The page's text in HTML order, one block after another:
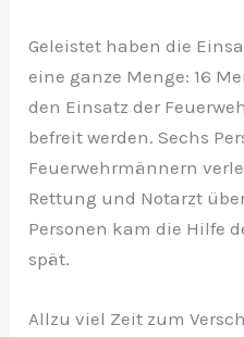
Geleistet haben die
eine ganze Menge: 16
den Einsatz der
befreit werden. Sechs
Feuerwehrmännern
Rettung und Notarzt
Personen kam die Hilfe
spät.
Allzu viel Zeit zum